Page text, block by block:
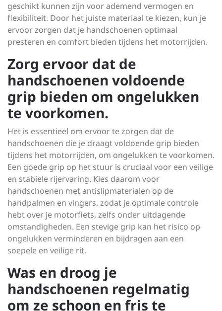
geschikt kunnen zijn voor ademend vermogen en
flexibiliteit. Door het juiste materiaal te kiezen, kun je
ervoor zorgen dat je handschoenen optimaal
presteren en comfort bieden tijdens het motorrijden.
Zorg ervoor dat de
handschoenen voldoende
grip bieden om ongelukken
te voorkomen.
Het is essentieel om ervoor te zorgen dat de
handschoenen die je draagt voldoende grip bieden
tijdens het motorrijden, om ongelukken te voorkomen.
Een goede grip op het stuur is cruciaal voor een veilige
en stabiele rijervaring. Kies daarom voor
handschoenen met antislipmaterialen op de
handpalmen en vingers, zodat je optimale controle
hebt over je motorfiets, zelfs onder uitdagende
omstandigheden. Een stevige grip kan het risico op
ongelukken verminderen en bijdragen aan een
soepele en veilige rit.
Was en droog je
handschoenen regelmatig
om ze schoon en fris te